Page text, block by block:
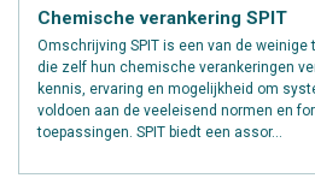
Chemische verankering SPIT
Omschrijving SPIT is een van de weinige
die zelf hun chemische verankeringen
kennis, ervaring en mogelijkheid om
voldoen aan de veeleisend normen en
toepassingen. SPIT biedt een assor...